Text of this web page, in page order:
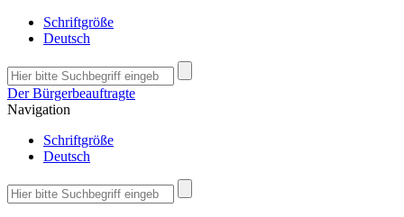
Schriftgröße
Deutsch
Der Bürgerbeauftragte
Navigation
Schriftgröße
Deutsch